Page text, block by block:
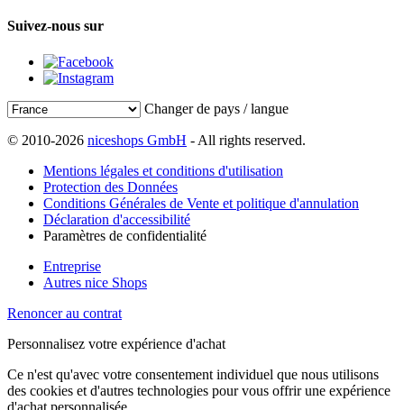
Suivez-nous sur
Changer de pays / langue
© 2010-2026 niceshops GmbH - All rights reserved.
Mentions légales et conditions d'utilisation
Protection des Données
Conditions Générales de Vente et politique d'annulation
Déclaration d'accessibilité
Paramètres de confidentialité
Entreprise
Autres nice Shops
Renoncer au contrat
Personnalisez votre expérience d'achat
Ce n'est qu'avec votre consentement individuel que nous utilisons
des cookies et d'autres technologies pour vous offrir une expérience
d'achat personnalisée.